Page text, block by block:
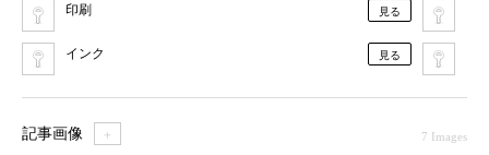
印刷 見る
インク 見る
記事画像 ＋ 7 Images